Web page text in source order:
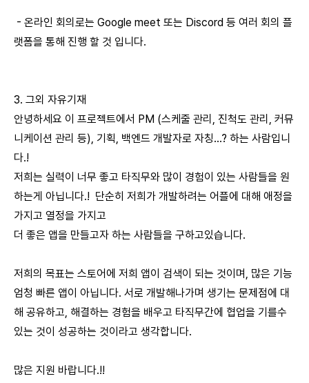
- 온라인 회의로는 Google meet 또는 Discord 등 여러 회의 플
랫폼을 통해 진행 할 것 입니다.
3. 그외 자유기재
안녕하세요 이 프로젝트에서 PM (스케줄 관리, 진척도 관리, 커뮤
니케이션 관리 등), 기획, 백엔드 개발자로 자칭...? 하는 사람입니
다.!
저희는 실력이 너무 좋고 타직무와 많이 경험이 있는 사람들을 원
하는게 아닙니다.! 단순히 저희가 개발하려는 어플에 대해 애정을
가지고 열정을 가지고
더 좋은 앱을 만들고자 하는 사람들을 구하고있습니다.
저희의 목표는 스토어에 저희 앱이 검색이 되는 것이며, 많은 기능
엄청 빠른 앱이 아닙니다. 서로 개발해나가며 생기는 문제점에 대
해 공유하고, 해결하는 경험을 배우고 타직무간에 협업을 기를수
있는 것이 성공하는 것이라고 생각합니다.
많은 지원 바랍니다.!!